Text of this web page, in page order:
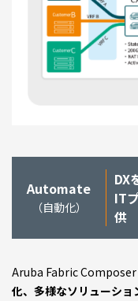
Automate
（自動化）
DX
IT
供
Aruba Fabric Composer
化、多様なソリューシ